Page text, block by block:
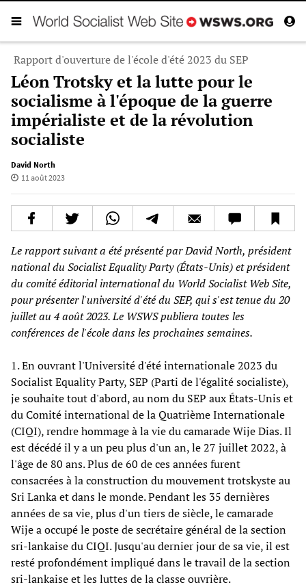
Rapport d'ouverture de l'école d'été 2023 du SEP
Léon Trotsky et la lutte pour le
socialisme à l'époque de la guerre
impérialiste et de la révolution
socialiste
David North
11 août 2023
Le rapport suivant a été présenté par David North, président
national du Socialist Equality Party (États-Unis) et président
du comité éditorial international du World Socialist Web Site,
pour présenter l'université d'été du SEP, qui s'est tenue du 20
juillet au 4 août 2023. Le WSWS publiera toutes les
conférences de l'école dans les prochaines semaines.
1. En ouvrant l'Université d'été internationale 2023 du
Socialist Equality Party, SEP (Parti de l'égalité socialiste),
je souhaite tout d'abord, au nom du SEP aux États-Unis et
du Comité international de la Quatrième Internationale
(CIQI), rendre hommage à la vie du camarade Wije Dias. Il
est décédé il y a un peu plus d'un an, le 27 juillet 2022, à
l'âge de 80 ans. Plus de 60 de ces années furent
consacrées à la construction du mouvement trotskyste au
Sri Lanka et dans le monde. Pendant les 35 dernières
années de sa vie, plus d'un tiers de siècle, le camarade
Wije a occupé le poste de secrétaire général de la section
sri-lankaise du CIQI. Jusqu'au dernier jour de sa vie, il est
resté profondément impliqué dans le travail de la section
sri-lankaise et les luttes de la classe ouvrière.